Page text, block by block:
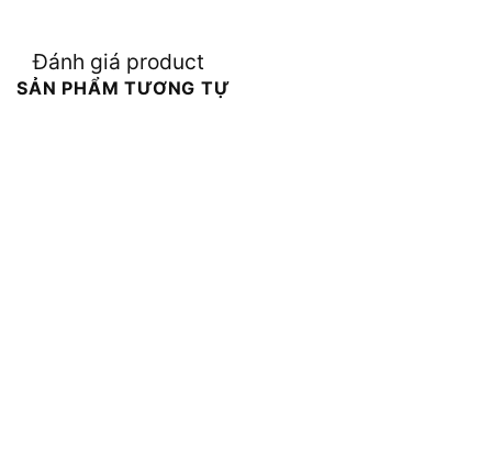
Đánh giá product
SẢN PHẨM TƯƠNG TỰ